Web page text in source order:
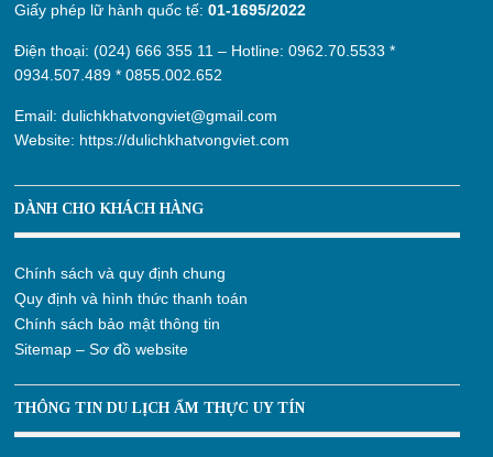
Giấy phép lữ hành quốc tế:01-1695/2022
Điện thoại: (024) 666 355 11 – Hotline:0962.70.5533 *
0934.507.489 *0855.002.652
Email:dulichkhatvongviet@gmail.com
Website: https://dulichkhatvongviet.com
DÀNH CHO KHÁCH HÀNG
Chính sách và quy định chung
Quy định và hình thức thanh toán
Chính sách bảo mật thông tin
Sitemap – Sơ đồ website
THÔNG TIN DU LỊCH ẨM THỰC UY TÍN